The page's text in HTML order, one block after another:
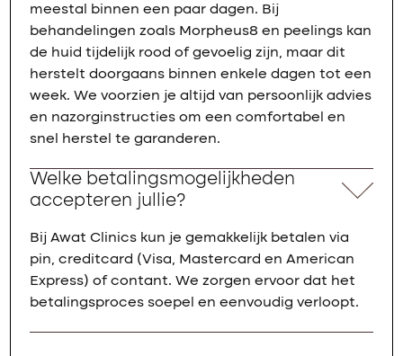
meestal binnen een paar dagen. Bij
behandelingen zoals Morpheus8 en peelings kan
de huid tijdelijk rood of gevoelig zijn, maar dit
herstelt doorgaans binnen enkele dagen tot een
week. We voorzien je altijd van persoonlijk advies
en nazorginstructies om een comfortabel en
snel herstel te garanderen.
Welke betalingsmogelijkheden
accepteren jullie?
Bij Awat Clinics kun je gemakkelijk betalen via
pin, creditcard (Visa, Mastercard en American
Express) of contant. We zorgen ervoor dat het
betalingsproces soepel en eenvoudig verloopt.